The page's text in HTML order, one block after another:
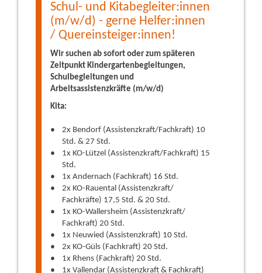
Schul- und Kitabegleiter:innen
(m/w/d) - gerne Helfer:innen
/ Quereinsteiger:innen!
Wir suchen ab sofort oder zum späteren
Zeitpunkt Kindergartenbegleitungen,
Schulbegleitungen und
Arbeitsassistenzkräfte (m/w/d)
Kita:
2x Bendorf (Assistenzkraft/Fachkraft) 10
Std. & 27 Std.
1x KO-Lützel (Assistenzkraft/Fachkraft) 15
Std.
1x Andernach (Fachkraft) 16 Std.
2x KO-Rauental (Assistenzkraft/
Fachkräfte) 17,5 Std. & 20 Std.
1x KO-Wallersheim (Assistenzkraft/
Fachkraft) 20 Std.
1x Neuwied (Assistenzkraft) 10 Std.
2x KO-Güls (Fachkraft) 20 Std.
1x Rhens (Fachkraft) 20 Std.
1x Vallendar (Assistenzkraft & Fachkraft)